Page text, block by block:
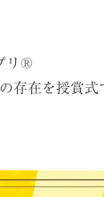
リ®
存在を授賞